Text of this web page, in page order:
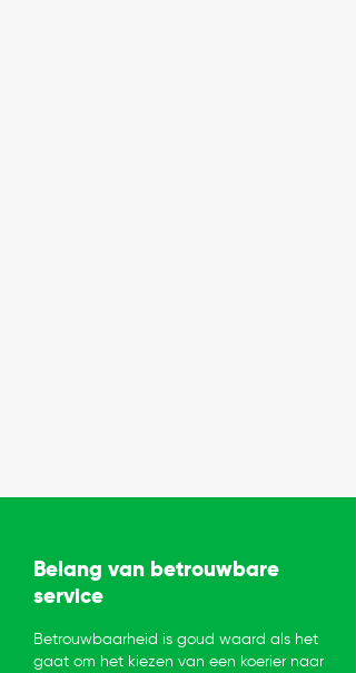
Belang van betrouwbare
service
Betrouwbaarheid is goud waard als het
gaat om het kiezen van een koerier naar